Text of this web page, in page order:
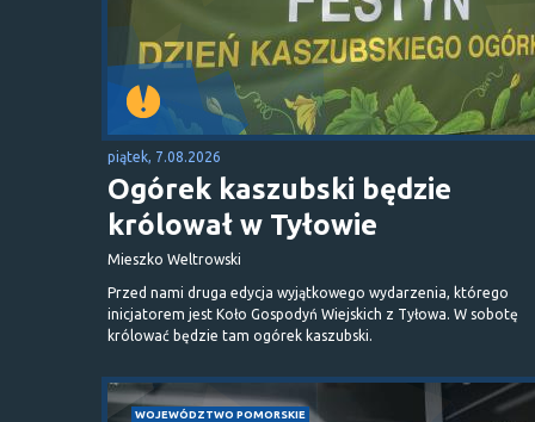
piątek, 7.08.2026
Ogórek kaszubski będzie
królował w Tyłowie
Mieszko Weltrowski
Przed nami druga edycja wyjątkowego wydarzenia, którego
inicjatorem jest Koło Gospodyń Wiejskich z Tyłowa. W sobotę
królować będzie tam ogórek kaszubski.
WOJEWÓDZTWO POMORSKIE